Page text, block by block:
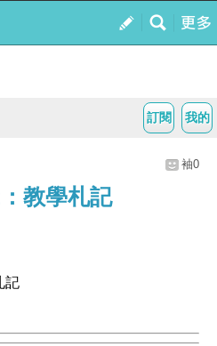
我的
訂閱
袖0
教學札記
記